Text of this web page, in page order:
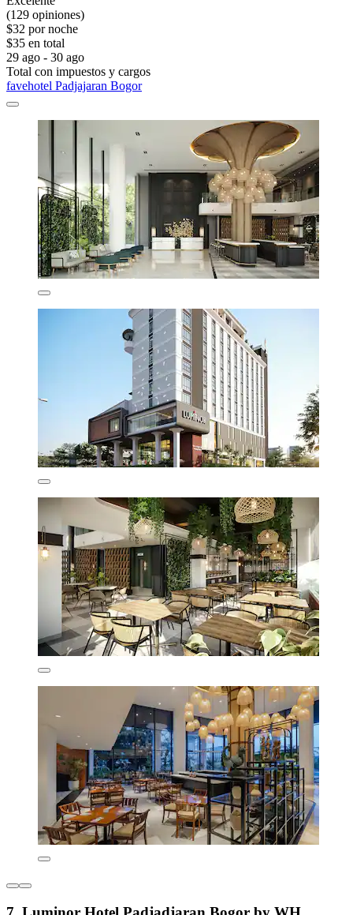
(129 opiniones)
$32 por noche
$35 en total
29 ago - 30 ago
Total con impuestos y cargos
favehotel Padjajaran Bogor